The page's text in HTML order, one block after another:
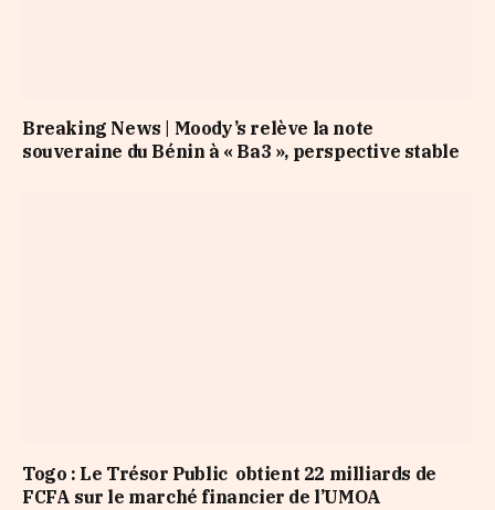
Breaking News | Moody’s relève la note
souveraine du Bénin à « Ba3 », perspective stable
Togo : Le Trésor Public obtient 22 milliards de
FCFA sur le marché financier de l’UMOA